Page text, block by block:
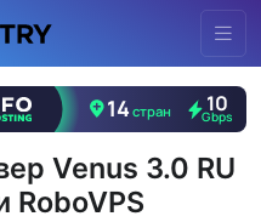
Venus 3.0 RU
RoboVPS